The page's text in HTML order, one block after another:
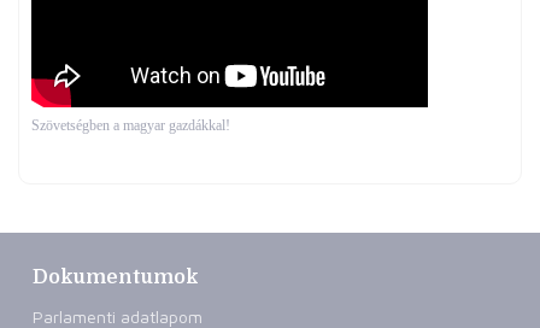
Szövetségben a magyar gazdákkal!
Dokumentumok
Parlamenti adatlapom